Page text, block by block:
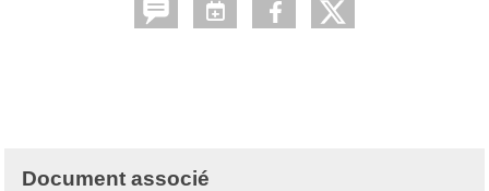
Document associé